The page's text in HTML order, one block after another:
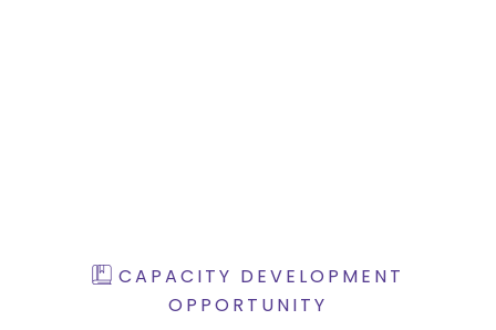
CAPACITY DEVELOPMENT
OPPORTUNITY